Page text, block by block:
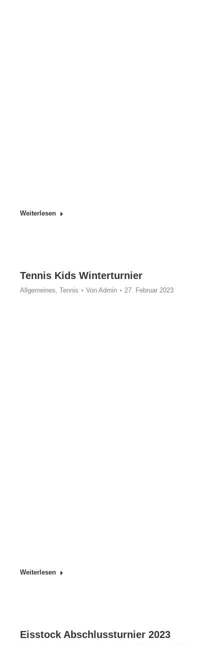
Weiterlesen
Tennis Kids Winterturnier
Allgemeines, Tennis Von Admin 27. Februar 2023
Weiterlesen
Eisstock Abschlussturnier 2023